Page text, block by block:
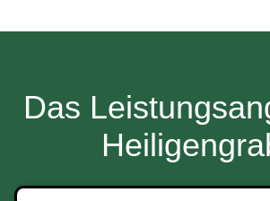
Das